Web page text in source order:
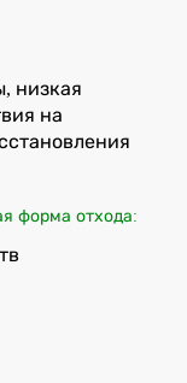
низкая
на
форма отхода: